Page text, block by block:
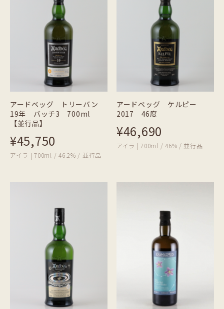
アードベッグ トリーバン
19年 バッチ3 700ml
【並行品】
¥45,750
アイラ | 700ml / 46.2% / 並行品
アードベッグ ケルピー
2017 46度
¥46,690
アイラ | 700ml / 46% / 並行品